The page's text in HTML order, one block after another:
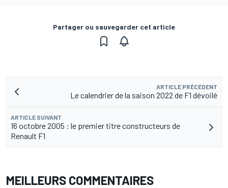
Partager ou sauvegarder cet article
ARTICLE PRÉCÉDENT
Le calendrier de la saison 2022 de F1 dévoilé
ARTICLE SUIVANT
16 octobre 2005 : le premier titre constructeurs de
Renault F1
MEILLEURS COMMENTAIRES